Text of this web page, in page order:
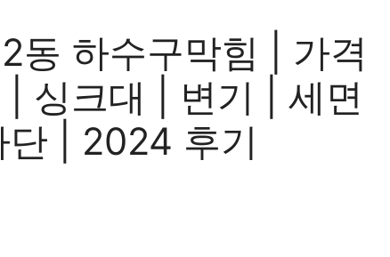
동 하수구막힘 | 가격
| 싱크대 | 변기 | 세면
| 2024 후기